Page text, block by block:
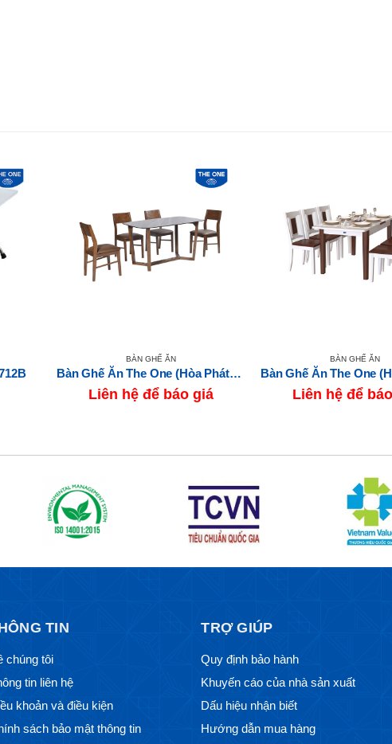
BÀN GHẾ ĂN
Bàn Ghế Ăn The One (Hòa Phát) HGB69B-HGG69
Liên hệ để báo giá
BÀN GHẾ ĂN
Liên hệ để
TIN
chúng tôi
tin liên hệ
khoản và điều kiện
sách bảo mật thông tin
TRỢ GIÚP
Quy định bảo hành
Khuyến cáo của nhà sản xuất
Dấu hiệu nhận biết
Hướng dẫn mua hàng